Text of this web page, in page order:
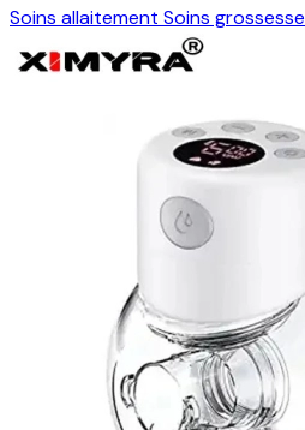
Soins allaitement Soins grossesse